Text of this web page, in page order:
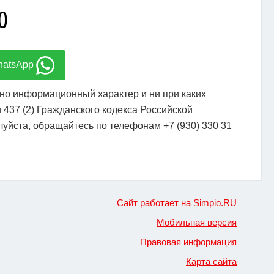
информационный характер и ни при каких
(2) Гражданского кодекса Российской
обращайтесь по телефонам +7 (930) 330 31
Сайт работает на Simpio.RU
Мобильная версия
Правовая информация
Карта сайта